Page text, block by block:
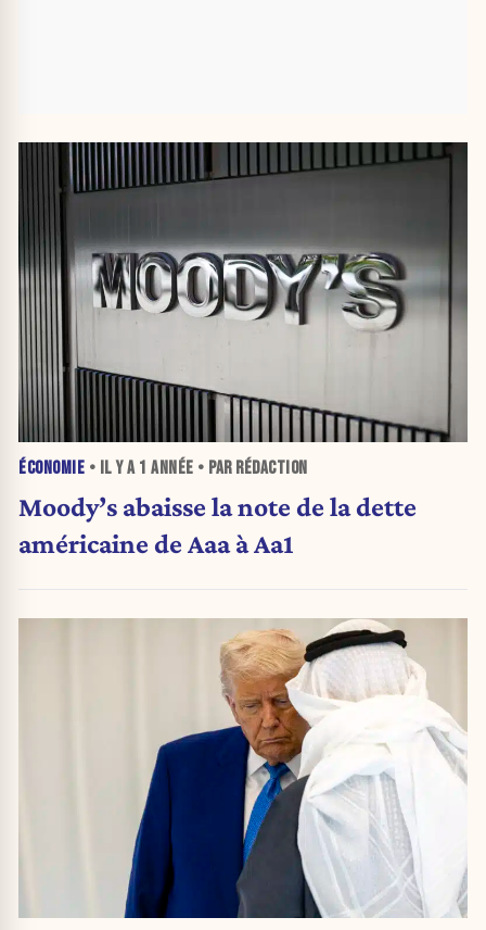
ÉCONOMIE • IL Y A 1 ANNÉE • PAR RÉDACTION
Moody’s abaisse la note de la dette
américaine de Aaa à Aa1